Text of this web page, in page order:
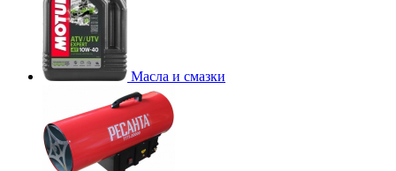
Масла и смазки